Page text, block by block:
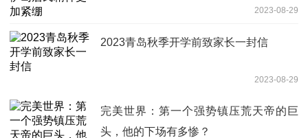
2023-08-29
2023青岛秋季开学前致家长一封信
2023-08-29
完美世界：第一个强势镇压荒天帝的巨
头，他的下场有多惨？